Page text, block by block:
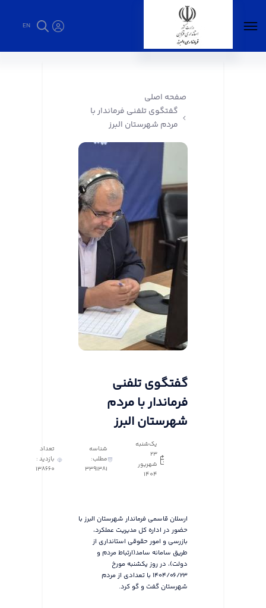
EN
صفحه اصلی
گفتگوی تلفنی فرماندار با
مردم شهرستان البرز
گفتگوی تلفنی
فرماندار با مردم
شهرستان البرز
یک‌شنبه
23
شهریور
1404
شناسه
مطلب:
3391381
تعداد
بازدید :
138660
ارسلان قاسمی فرماندار شهرستان البرز با
حضور در اداره کل مدیریت عملکرد،
بازرسی و امور حقوقی استانداری از
طریق سامانه سامد(ارتباط مردم و
دولت)، در روز یکشنبه مورخ
۱۴۰۴/۰۶/۲۳ با تعدادی از مردم
شهرستان گفت و گو کرد.